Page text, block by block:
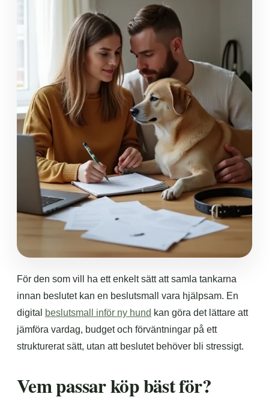
För den som vill ha ett enkelt sätt att samla tankarna
innan beslutet kan en beslutsmall vara hjälpsam. En
digital
beslutsmall inför ny hund kan göra det lättare att
jämföra vardag, budget och förväntningar på ett
strukturerat sätt, utan att beslutet behöver bli stressigt.
Vem passar köp bäst för?